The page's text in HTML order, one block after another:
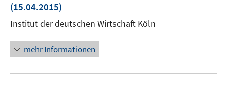
(15.04.2015)
Institut der deutschen Wirtschaft Köln
mehr Informationen